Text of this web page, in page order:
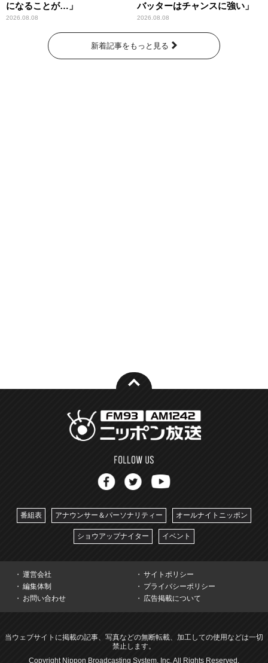
になることが…」
2026.08.08
バッターはチャンスに強い」
2026.08.08
新着記事をもっと見る
番組表 アナウンサー＆パーソナリティー オールナイトニッポン
ショウアップナイター イベント
運営会社
サイトポリシー
編集体制
プライバシーポリシー
お問い合わせ
広告掲載について
当ウェブサイトに掲載の記事、写真などの無断転載、加工しての使用などは一切
禁止します。
Copyright Nippon Broadcasting System, Inc. All Rights Reserved.